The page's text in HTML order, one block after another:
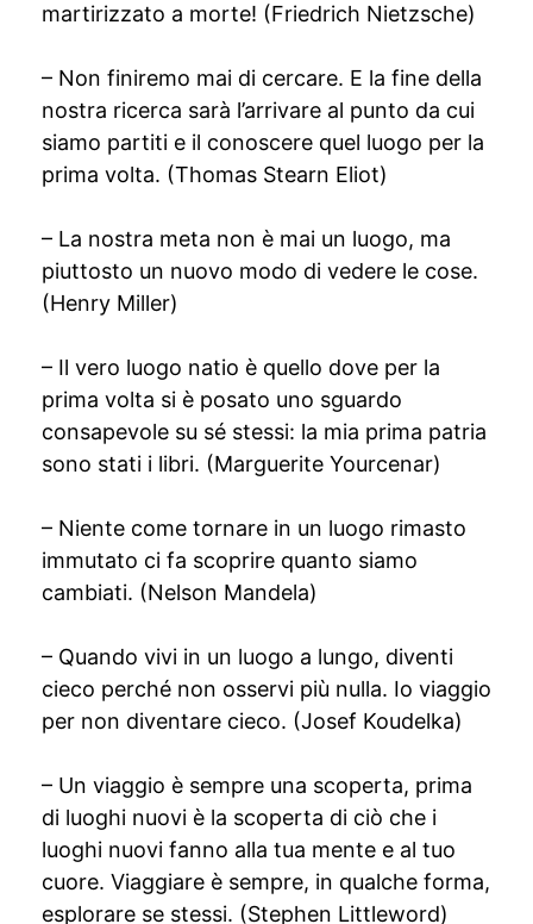
martirizzato a morte! (Friedrich Nietzsche)
– Non finiremo mai di cercare. E la fine della
nostra ricerca sarà l’arrivare al punto da cui
siamo partiti e il conoscere quel luogo per la
prima volta. (Thomas Stearn Eliot)
– La nostra meta non è mai un luogo, ma
piuttosto un nuovo modo di vedere le cose.
(Henry Miller)
– Il vero luogo natio è quello dove per la
prima volta si è posato uno sguardo
consapevole su sé stessi: la mia prima patria
sono stati i libri. (Marguerite Yourcenar)
– Niente come tornare in un luogo rimasto
immutato ci fa scoprire quanto siamo
cambiati. (Nelson Mandela)
– Quando vivi in un luogo a lungo, diventi
cieco perché non osservi più nulla. Io viaggio
per non diventare cieco. (Josef Koudelka)
– Un viaggio è sempre una scoperta, prima
di luoghi nuovi è la scoperta di ciò che i
luoghi nuovi fanno alla tua mente e al tuo
cuore. Viaggiare è sempre, in qualche forma,
esplorare se stessi. (Stephen Littleword)